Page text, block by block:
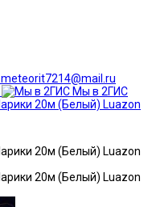
meteorit7214@mail.ru
Мы в 2ГИС